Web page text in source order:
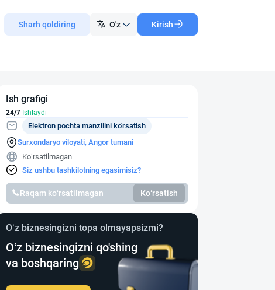
Sharh qoldiring O'z Kirish
Ish grafigi
24/7 Ishlaydi
Surxondaryo viloyati, Angor tumani
Elektron pochta manzilini ko'rsatish
Ko‘rsatilmagan
Siz ushbu tashkilotning egasimisiz?
Raqam ko‘rsatilmagan Ko‘rsatish
O‘z biznesingizni topa olmayapsizmi?
O‘z biznesingizni qo'shing
va boshqaring